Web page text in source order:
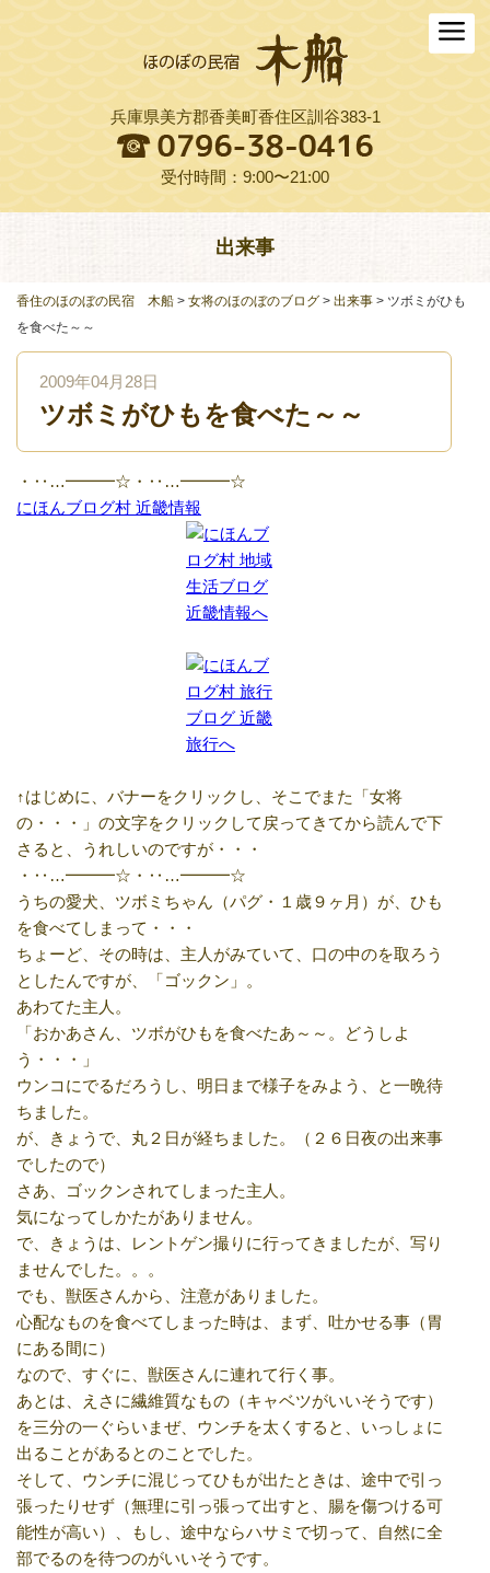
兵庫県美方郡香美町香住区訓谷383-1
受付時間：9:00〜21:00
よくある質問
お役立ちリンク集
ご予約プラン一覧
English
出来事
香住のほのぼの民宿 木船 > 女将のほのぼのブログ > 出来事 > ツボミがひも
を食べた～～
2009年04月28日
ツボミがひもを食べた～～
・‥…━━━☆・‥…━━━☆
にほんブログ村 近畿情報
↑はじめに、バナーをクリックし、そこでまた「女将
の・・・」の文字をクリックして戻ってきてから読んで下
さると、うれしいのですが・・・
・‥…━━━☆・‥…━━━☆
うちの愛犬、ツボミちゃん（パグ・１歳９ヶ月）が、ひも
を食べてしまって・・・
ちょーど、その時は、主人がみていて、口の中のを取ろう
としたんですが、「ゴックン」。
あわてた主人。
「おかあさん、ツボがひもを食べたあ～～。どうしよ
う・・・」
ウンコにでるだろうし、明日まで様子をみよう、と一晩待
ちました。
が、きょうで、丸２日が経ちました。（２６日夜の出来事
でしたので）
さあ、ゴックンされてしまった主人。
気になってしかたがありません。
で、きょうは、レントゲン撮りに行ってきましたが、写り
ませんでした。。。
でも、獣医さんから、注意がありました。
心配なものを食べてしまった時は、まず、吐かせる事（胃
にある間に）
なので、すぐに、獣医さんに連れて行く事。
あとは、えさに繊維質なもの（キャベツがいいそうです）
を三分の一ぐらいまぜ、ウンチを太くすると、いっしょに
出ることがあるとのことでした。
そして、ウンチに混じってひもが出たときは、途中で引っ
張ったりせず（無理に引っ張って出すと、腸を傷つける可
能性が高い）、もし、途中ならハサミで切って、自然に全
部でるのを待つのがいいそうです。